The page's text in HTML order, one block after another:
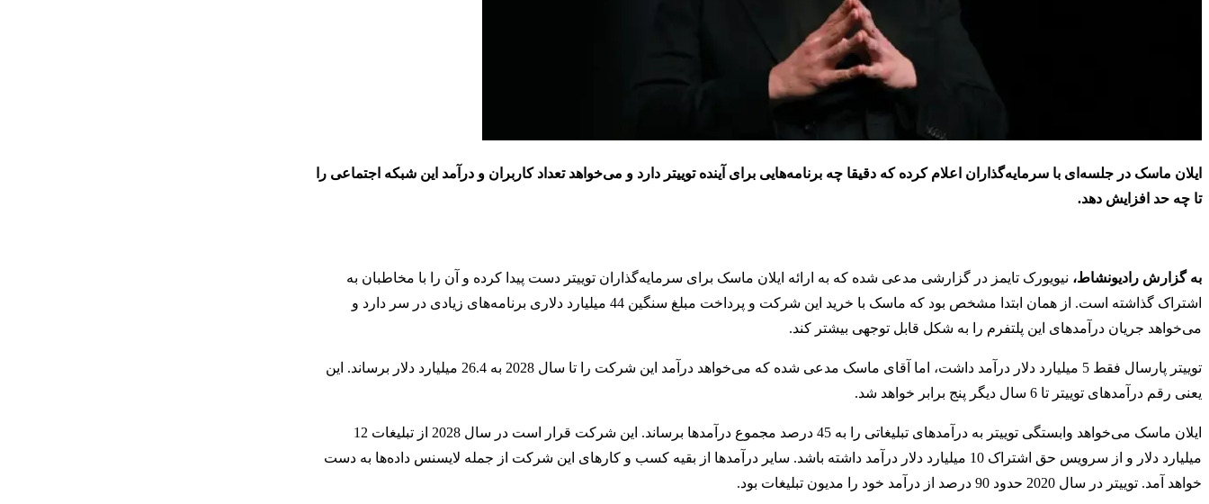
ایلان ماسک در جلسه‌ای با سرمایه‌گذاران اعلام کرده که دقیقا چه برنامه‌هایی برای آینده توییتر دارد و می‌خواهد تعداد کاربران و درآمد این شبکه اجتماعی را
تا چه حد افزایش دهد.
به گزارش رادیونشاط، نیویورک تایمز در گزارشی مدعی شده که به ارائه ایلان ماسک برای سرمایه‌گذاران توییتر دست پیدا کرده و آن را با مخاطبان به
اشتراک گذاشته است. از همان ابتدا مشخص بود که ماسک با خرید این شرکت و پرداخت مبلغ سنگین 44 میلیارد دلاری برنامه‌های زیادی در سر دارد و
می‌خواهد جریان درآمدهای این پلتفرم را به شکل قابل توجهی بیشتر کند.
توییتر پارسال فقط 5 میلیارد دلار درآمد داشت، اما آقای ماسک مدعی شده که می‌خواهد درآمد این شرکت را تا سال 2028 به 26.4 میلیارد دلار برساند. این
یعنی رقم درآمدهای توییتر تا 6 سال دیگر پنج برابر خواهد شد.
ایلان ماسک می‌خواهد وابستگی توییتر به درآمدهای تبلیغاتی را به 45 درصد مجموع درآمدها برساند. این شرکت قرار است در سال 2028 از تبلیغات 12
میلیارد دلار و از سرویس حق اشتراک 10 میلیارد دلار درآمد داشته باشد. سایر درآمدها از بقیه کسب و کارهای این شرکت از جمله لایسنس داده‌ها به دست
خواهد آمد. توییتر در سال 2020 حدود 90 درصد از درآمد خود را مدیون تبلیغات بود.